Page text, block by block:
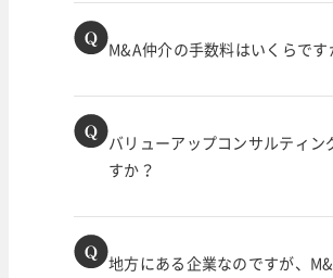
M&A仲介の手数料はいくらです
バリューアップコンサルティン
すか？
地方にある企業なのですが、